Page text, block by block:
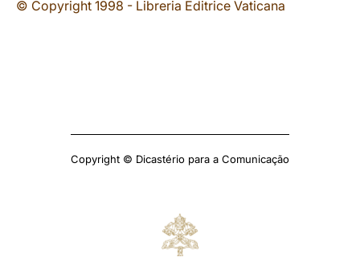
© Copyright 1998 - Libreria Editrice Vaticana
Copyright © Dicastério para a Comunicação